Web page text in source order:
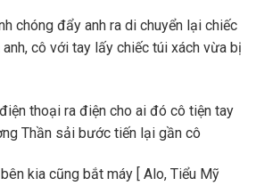
chóng đẩy anh ra di chuyển lại chiếc
cô với tay lấy chiếc túi xách vừa bị
thoại ra điện cho ai đó cô tiện tay
Thần sải bước tiến lại gần cô
kia cũng bắt máy [ Alo, Tiểu Mỹ